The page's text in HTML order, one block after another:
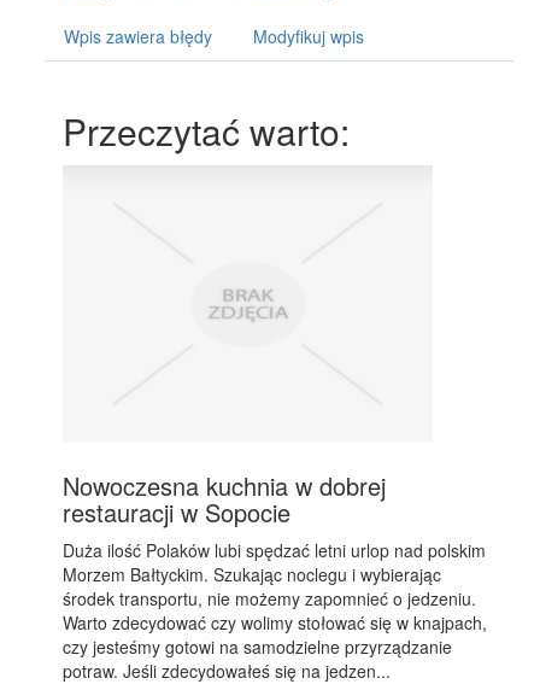
Wpis zawiera błędy Modyfikuj wpis
Przeczytać warto:
Nowoczesna kuchnia w dobrej
restauracji w Sopocie
Duża ilość Polaków lubi spędzać letni urlop nad polskim
Morzem Bałtyckim. Szukając noclegu i wybierając
środek transportu, nie możemy zapomnieć o jedzeniu.
Warto zdecydować czy wolimy stołować się w knajpach,
czy jesteśmy gotowi na samodzielne przyrządzanie
potraw. Jeśli zdecydowałeś się na jedzen...